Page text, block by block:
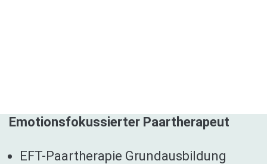
Emotionsfokussierter Paartherapeut
EFT-Paartherapie Grundausbildung